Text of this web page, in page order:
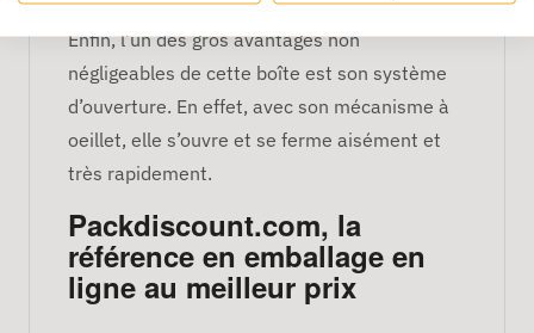
Enfin, l’un des gros avantages non
négligeables de cette boîte est son système
d’ouverture. En effet, avec son mécanisme à
oeillet, elle s’ouvre et se ferme aisément et
très rapidement.
Packdiscount.com, la
référence en emballage en
ligne au meilleur prix